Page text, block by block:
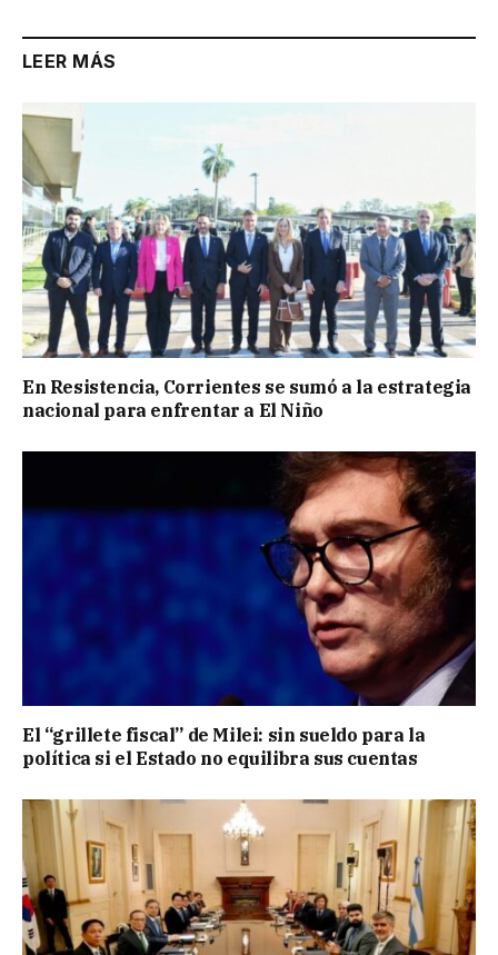
LEER MÁS
En Resistencia, Corrientes se sumó a la estrategia
nacional para enfrentar a El Niño
El “grillete fiscal” de Milei: sin sueldo para la
política si el Estado no equilibra sus cuentas